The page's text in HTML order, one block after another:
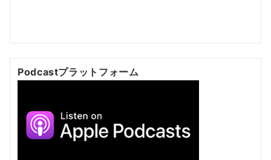
Podcastプラットフォーム